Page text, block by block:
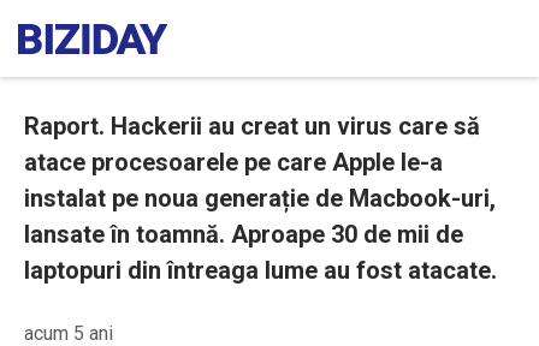
Raport. Hackerii au creat un virus care să
atace procesoarele pe care Apple le-a
instalat pe noua generație de Macbook-uri,
lansate în toamnă. Aproape 30 de mii de
laptopuri din întreaga lume au fost atacate.
acum 5 ani